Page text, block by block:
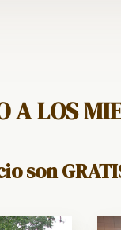
A LOS
son